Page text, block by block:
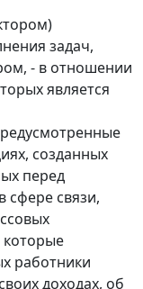
задач,
- в отношении
является
созданных
перед
сфере связи,
работники
доходах, об